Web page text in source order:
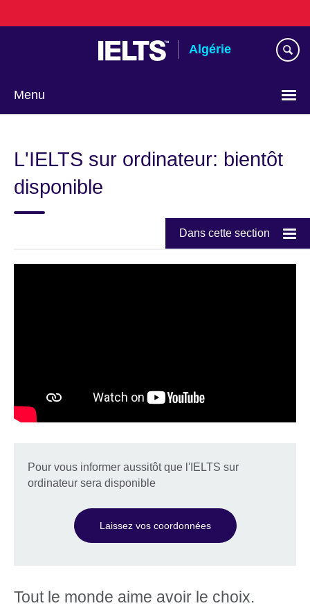
to
Algérie
Menu
language
L'IELTS sur ordinateur: bientôt
disponible
Dans cette section
Pour vous informer aussitôt que l'IELTS sur
ordinateur sera disponible
Laissez vos coordonnées
Tout le monde aime avoir le choix.